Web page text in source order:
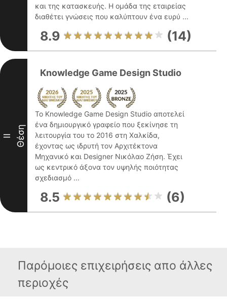
και της κατασκευής. Η ομάδα της εταιρείας
διαθέτει γνώσεις που καλύπτουν ένα ευρύ ...
8.9 (14)
II Θέση
Knowledge Game Design Studio
Το Knowledge Game Design Studio αποτελεί
ένα δημιουργικό γραφείο που ξεκίνησε τη
λειτουργία του το 2016 στη Χαλκίδα,
έχοντας ως ιδρυτή τον Αρχιτέκτονα
Μηχανικό και Designer Νικόλαο Ζήση. Έχει
ως κεντρικό άξονα τον υψηλής ποιότητας
σχεδιασμό ...
8.5 (6)
Παρόμοιες επιχειρήσεις απο άλλες
περιοχές